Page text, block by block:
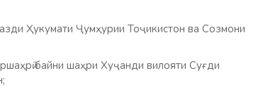
Ҳукумати Ҷумҳурии Тоҷикистон ва Созмони
байни шаҳри Хуҷанди вилояти Суғди